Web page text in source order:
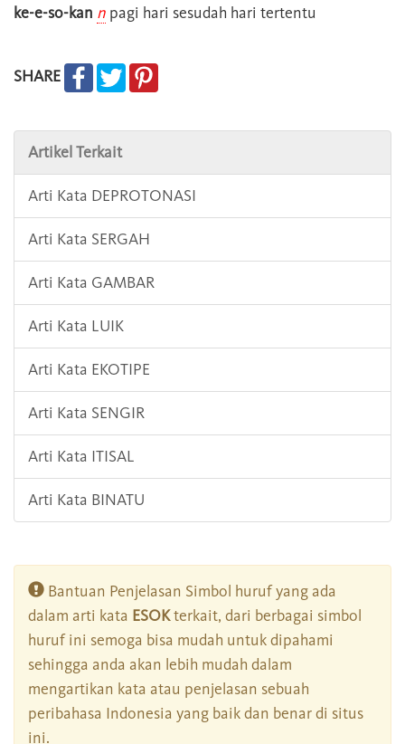
ke-e-so-kan n pagi hari sesudah hari tertentu
SHARE
Artikel Terkait
Arti Kata DEPROTONASI
Arti Kata SERGAH
Arti Kata GAMBAR
Arti Kata LUIK
Arti Kata EKOTIPE
Arti Kata SENGIR
Arti Kata ITISAL
Arti Kata BINATU
Bantuan Penjelasan Simbol huruf yang ada
dalam arti kata ESOKterkait, dari berbagai simbol
huruf ini semoga bisa mudah untuk dipahami
sehingga anda akan lebih mudah dalam
mengartikan kata atau penjelasan sebuah
peribahasa Indonesia yang baik dan benar di situs
ini.